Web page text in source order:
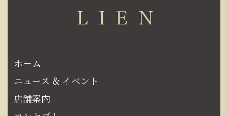
ホーム
ニュース & イベント
店舗案内